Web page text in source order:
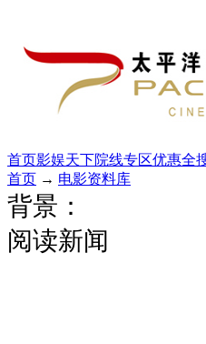
首页影娱天下院线专区优惠全
首页 → 电影资料库
背景：
阅读新闻